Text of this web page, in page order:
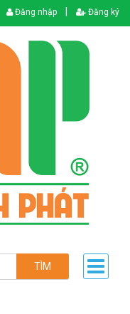
Đăng nhập Đăng ký
TÌM